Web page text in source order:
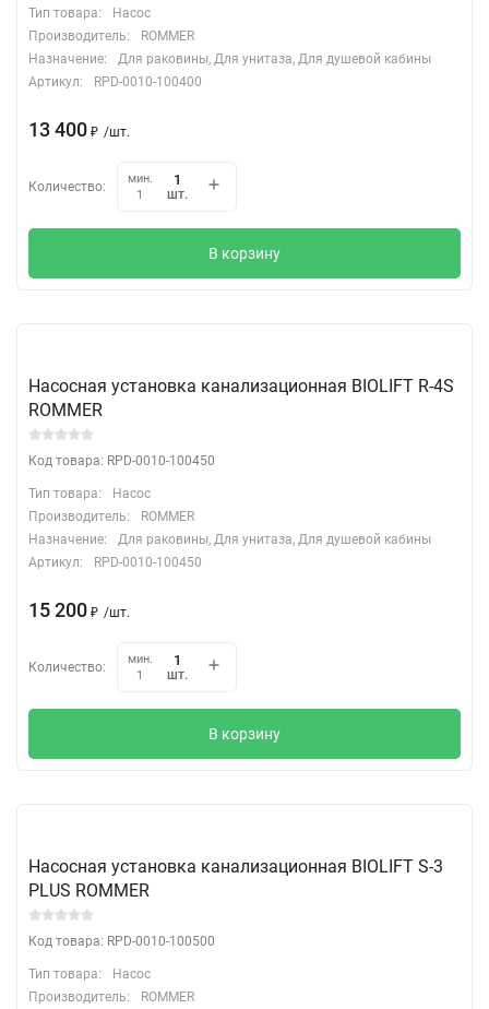
Тип товара:
Насос
Производитель:
ROMMER
Назначение:
Для раковины, Для унитаза, Для душевой кабины
Артикул:
RPD-0010-100400
13 400 ₽ /шт.
Количество:
мин.
1
шт.
В корзину
Насосная установка канализационная BIOLIFT R-4S
ROMMER
Код товара: RPD-0010-100450
Тип товара:
Насос
Производитель:
ROMMER
Назначение:
Для раковины, Для унитаза, Для душевой кабины
Артикул:
RPD-0010-100450
15 200 ₽ /шт.
Количество:
мин.
1
шт.
В корзину
Насосная установка канализационная BIOLIFT S-3
PLUS ROMMER
Код товара: RPD-0010-100500
Тип товара:
Насос
Производитель:
ROMMER